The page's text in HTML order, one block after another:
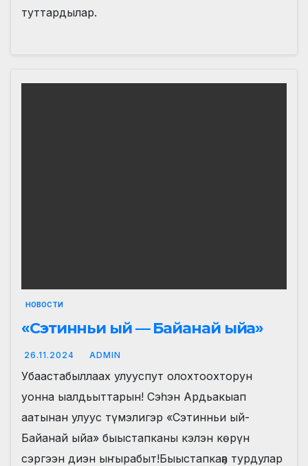
туттардылар.
НОВОСТИ
«Сэтинньи ый — Байанай ыйа»
26.11.2024 ADMIN
Убаастабыллаах улууспут олохтоохторун
уонна ыалдьыттарын! Сэһэн Ардьакыап
аатынан улуус түмэлигэр «Сэтинньи ый-
Байанай ыйа» быыстапканы кэлэн көрүн
сэргээн диэн ыҥырабыт!Быыстапкаҕа турдулар